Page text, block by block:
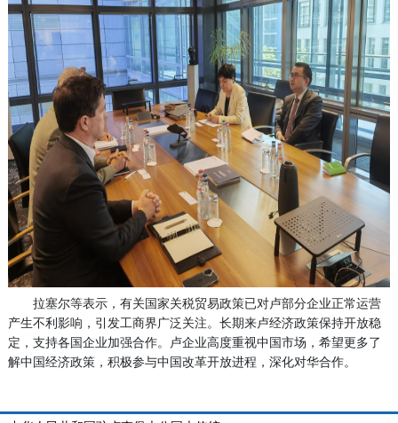
拉塞尔等表示，有关国家关税贸易政策已对卢部分企业正常运营
产生不利影响，引发工商界广泛关注。长期来卢经济政策保持开放稳
定，支持各国企业加强合作。卢企业高度重视中国市场，希望更多了
解中国经济政策，积极参与中国改革开放进程，深化对华合作。